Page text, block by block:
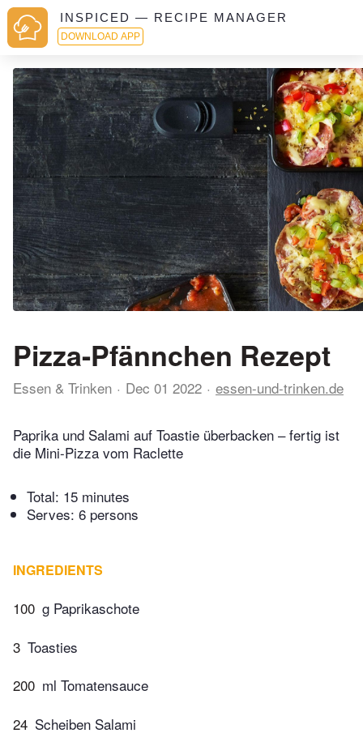
INSPICED — RECIPE MANAGER
DOWNLOAD APP
Pizza-Pfännchen Rezept
Essen & Trinken Dec 01 2022 essen-und-trinken.de
Paprika und Salami auf Toastie überbacken – fertig ist
die Mini-Pizza vom Raclette
Total: 15 minutes
Serves: 6 persons
INGREDIENTS
100 g Paprikaschote
3 Toasties
200 ml Tomatensauce
24 Scheiben Salami